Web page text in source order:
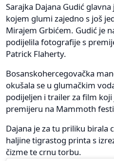
Sarajka Dajana Gudić
kojem glumi zajedno s još
Mirajem Grbićem. Gudić je
podijelila fotografije s
Patrick Flaherty.
Bosanskohercegovačka
okušala se u glumačkim
podijeljen i trailer za film
premijeru na Mammoth
Dajana je za tu priliku
haljine tigrastog printa s
čizme te crnu torbu.